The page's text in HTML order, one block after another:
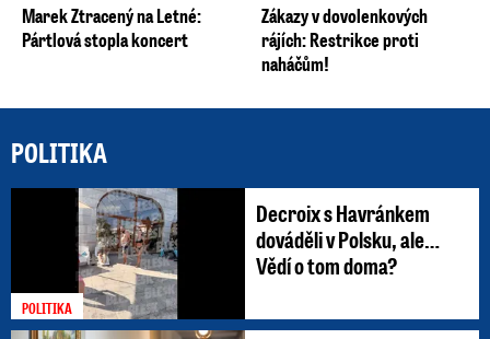
Marek Ztracený na Letné:
Pártlová stopla koncert
Zákazy v dovolenkových
rájích: Restrikce proti
naháčům!
POLITIKA
POLITIKA
Decroix s Havránkem
dováděli v Polsku, ale…
Vědí o tom doma?